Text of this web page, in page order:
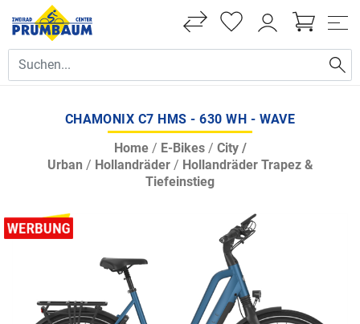
CHAMONIX C7 HMS - 630 WH - WAVE
Home/ E-Bikes/ City /
Urban / Hollandräder/ Hollandräder Trapez &
Tiefeinstieg